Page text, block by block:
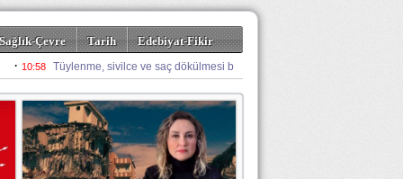
Sağlık-Çevre Tarih
Edebiyat-Fikir